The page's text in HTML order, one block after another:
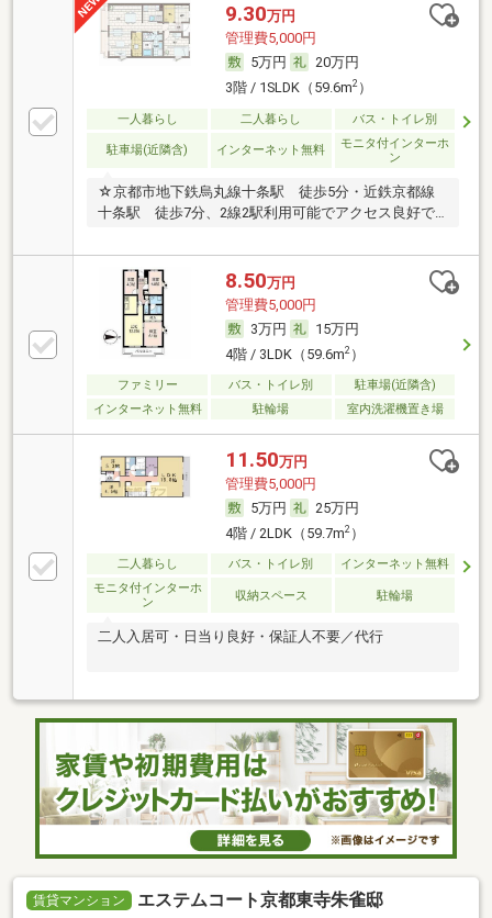
9.30万円
管理費5,000円
5万円
20万円
3階 / 1SLDK（59.6m2）
一人暮らし 二人暮らし バス・トイレ別
駐車場(近隣含) インターネット無料
モニタ付インターホ
ン
☆京都市地下鉄烏丸線十条駅 徒歩5分・近鉄京都線
十条駅 徒歩7分、2線2駅利用可能でアクセス良好で
8.50万円
管理費5,000円
3万円
15万円
4階 / 3LDK（59.6m2）
ファミリー バス・トイレ別
駐車場(近隣含)
インターネット無料
駐輪場 室内洗濯機置き場
11.50万円
管理費5,000円
5万円
25万円
4階 / 2LDK（59.7m2）
二人暮らし バス・トイレ別
インターネット無料
モニタ付インターホ
ン
収納スペース 駐輪場
二人入居可・日当り良好・保証人不要／代行
賃貸マンション エステムコート京都東寺朱雀邸